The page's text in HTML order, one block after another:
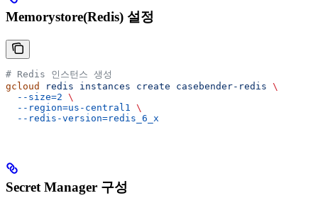
Memorystore(Redis) 설정
# Redis 인스턴스 생성
gcloud
redis instances create casebender-redis \
  --size=2
\
  --region=us-central1
\
  --redis-version=redis_6_x
Secret Manager 구성